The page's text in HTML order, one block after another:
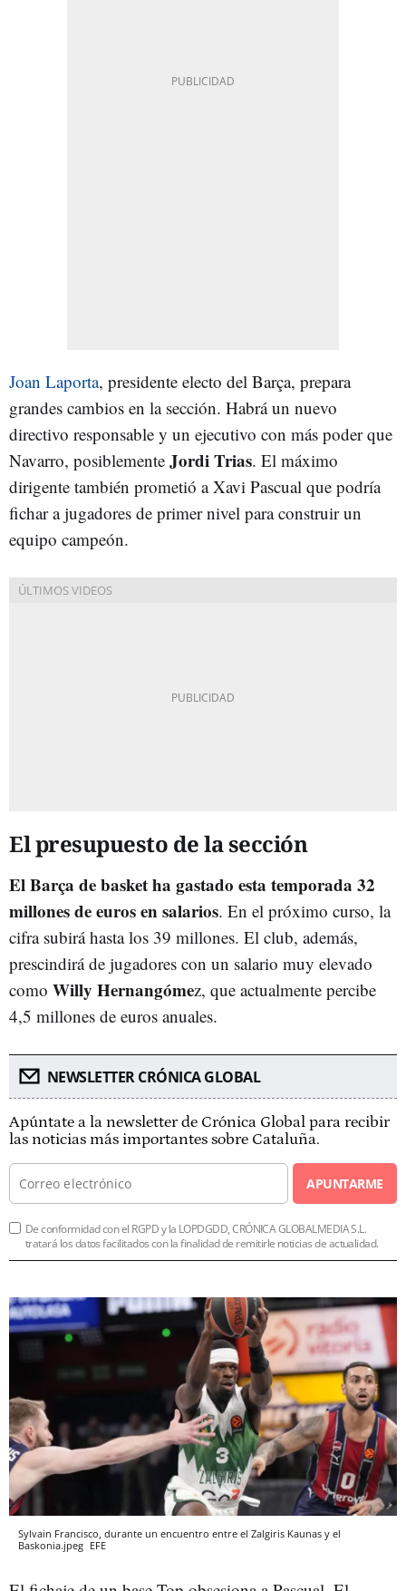
Joan Laporta, presidente electo del Barça, prepara
grandes cambios en la sección. Habrá un nuevo
directivo responsable y un ejecutivo con más poder que
Navarro, posiblemente Jordi Trias. El máximo
dirigente también prometió a Xavi Pascual que podría
fichar a jugadores de primer nivel para construir un
equipo campeón.
El presupuesto de la sección
El Barça de basket ha gastado esta temporada 32
millones de euros en salarios. En el próximo curso, la
cifra subirá hasta los 39 millones. El club, además,
prescindirá de jugadores con un salario muy elevado
como Willy Hernangómez, que actualmente percibe
4,5 millones de euros anuales.
NEWSLETTER CRÓNICA GLOBAL
Apúntate a la newsletter de Crónica Global para recibir
las noticias más importantes sobre Cataluña.
APUNTARME
De conformidad con el RGPD y la LOPDGDD, CRÓNICA GLOBALMEDIA S.L.
tratará los datos facilitados con la finalidad de remitirle noticias de actualidad.
Sylvain Francisco, durante un encuentro entre el Zalgiris Kaunas y el
Baskonia.jpeg EFE